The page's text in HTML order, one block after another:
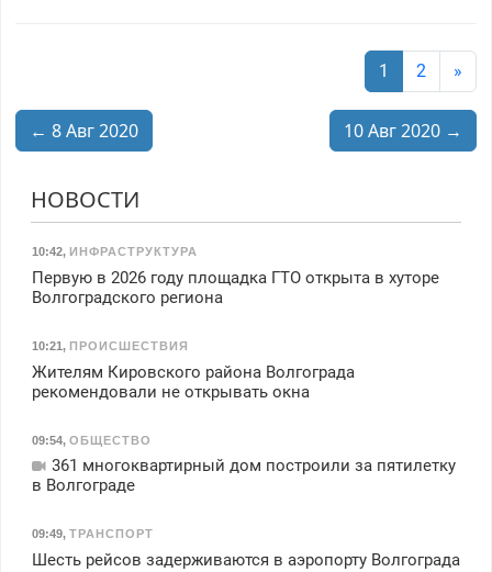
1 2 »
← 8 Авг 2020 10 Авг 2020 →
НОВОСТИ
10:42, ИНФРАСТРУКТУРА
Первую в 2026 году площадка ГТО открыта в хуторе
Волгоградского региона
10:21, ПРОИСШЕСТВИЯ
Жителям Кировского района Волгограда
рекомендовали не открывать окна
09:54, ОБЩЕСТВО
361 многоквартирный дом построили за пятилетку
в Волгограде
09:49, ТРАНСПОРТ
Шесть рейсов задерживаются в аэропорту Волгограда